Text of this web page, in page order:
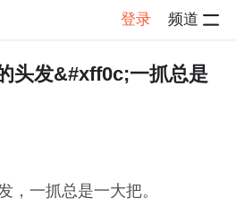
登录 频道
感慨 帖子详情
头发&#xff0c;一抓总是
，一抓总是一大把。